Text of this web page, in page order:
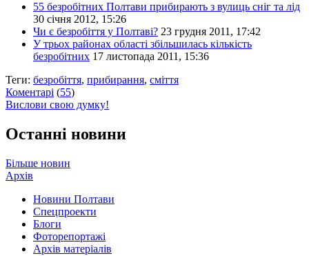
55 безробітних Полтави прибирають з вулиць сніг та лід
30 січня 2012, 15:26
Чи є безробіття у Полтаві? 23 грудня 2011, 17:42
У трьох районах області збільшилась кількість
безробітних 17 листопада 2011, 15:36
Теги: безробіття, прибирання, сміття
Коментарі (55)
Вислови свою думку!
Останні новини
Більше новин
Архів
Новини Полтави
Спецпроекти
Блоги
Фоторепортажі
Архів матеріалів